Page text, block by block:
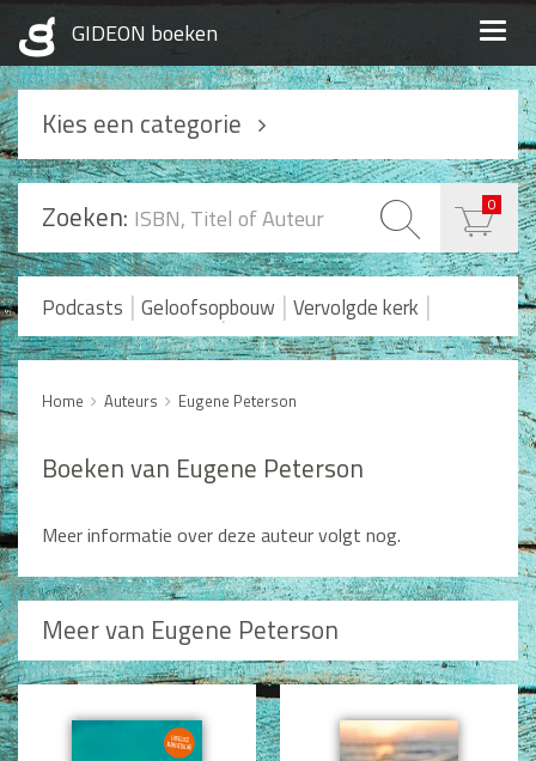
Kies een categorie
Podcasts
Geloofsopbouw
Praktisch Christen zijn
Levensverhalen
Huwelijk en Gezin
Opvoeding
Alle producten
Man / Vrouw
Man
Vrouw
Alle producten
Seksualiteit
Jongerenboeken
Zoeken: 0
Podcasts | Geloofsopbouw | Vervolgde kerk |
Romans en Verhalen|Koopjes
Home Auteurs Eugene Peterson
Boeken van Eugene Peterson
Meer informatie over deze auteur volgt nog.
Meer van Eugene Peterson